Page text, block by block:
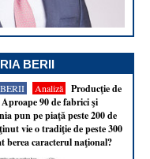
BERII
Analiză
Producţie de
90 de fabrici şi
pun pe piaţă peste 200 de
vie o tradiţie de peste 300
berea caracterul naţional?